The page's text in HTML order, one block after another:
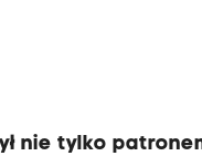
nie tylko